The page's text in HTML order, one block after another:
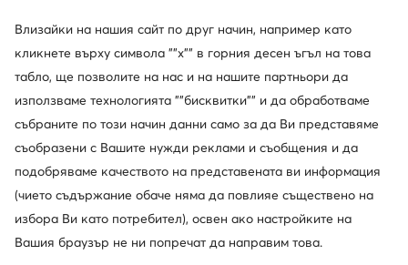
Използвайте MODIVOclub Научете повече
Отстъпки само
за членовете на клуба
30 дни за връщане за членовете на клуба
14 дни за останалите
10% кешбек в MODIVOclub GOLD
Влизайки на нашия сайт по друг начин, например като
кликнете върху символа ""x"" в горния десен ъгъл на това
табло, ще позволите на нас и на нашите партньори да
използваме технологията ""бисквитки"" и да обработваме
събраните по този начин данни само за да Ви представяме
съобразени с Вашите нужди реклами и съобщения и да
подобряваме качеството на представената ви информация
(чието съдържание обаче няма да повлияе съществено на
избора Ви като потребител), освен ако настройките на
Вашия браузър не ни попречат да направим това.